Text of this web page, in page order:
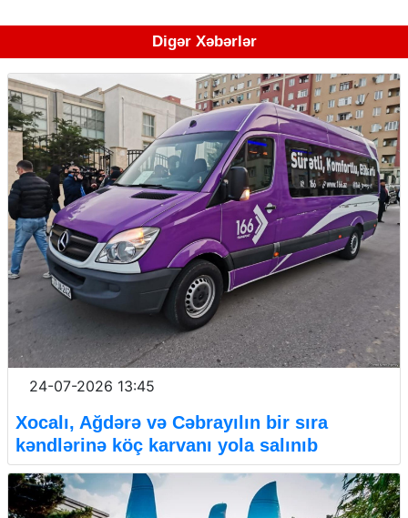
Digər Xəbərlər
24-07-2026 13:45
Xocalı, Ağdərə və Cəbrayılın bir sıra
kəndlərinə köç karvanı yola salınıb